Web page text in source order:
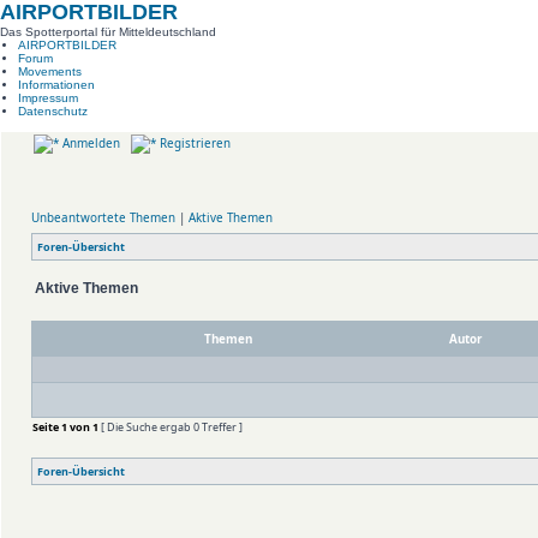
AIRPORTBILDER
Das Spotterportal für Mitteldeutschland
AIRPORTBILDER
Forum
Movements
Informationen
Impressum
Datenschutz
Anmelden Registrieren
Unbeantwortete Themen | Aktive Themen
Foren-Übersicht
Aktive Themen
Themen Autor
Seite1 von1 [ Die Suche ergab 0 Treffer ]
Foren-Übersicht